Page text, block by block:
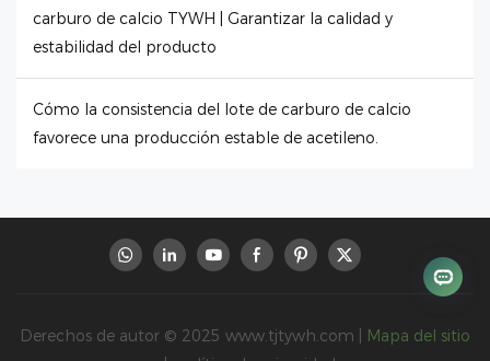
carburo de calcio TYWH | Garantizar la calidad y
estabilidad del producto
Cómo la consistencia del lote de carburo de calcio
favorece una producción estable de acetileno.
Derechos de autor © 2025 www.tjtywh.com
Mapa del sitio